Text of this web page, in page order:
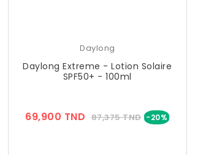
Daylong
Daylong Extreme - Lotion Solaire
SPF50+ - 100ml
69,900 TND Prix
87,375 TND -20%Prix